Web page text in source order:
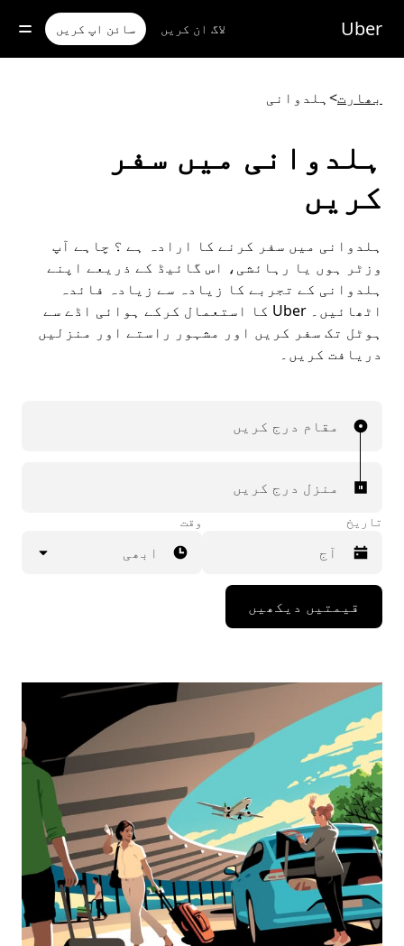
مواد
جائیں
Uber لاگ ان کریں سائن اپ کریں
بھارت> ہلدوانی
ہلدوانی میں سفر
کریں
ہلدوانی میں سفر کرنے کا ارادہ ہے ؟ چاہے آپ
وزٹر ہوں یا رہائشی، اس گائیڈ کے ذریعے اپنے
ہلدوانی کے تجربے کا زیادہ سے زیادہ فائدہ
اٹھائیں۔ Uber کا استعمال کرکے ہوائی اڈے سے
ہوٹل تک سفر کریں اور مشہور راستے اور منزلیں
دریافت کریں۔
مقام درج کریں
منزل درج کریں
تاریخ
Press
down
interact
with
the
calendar
and
select
a
date.
Press
the
escape
button
to
close
the
calendar.
وقت
ابھی
قیمتیں دیکھیں